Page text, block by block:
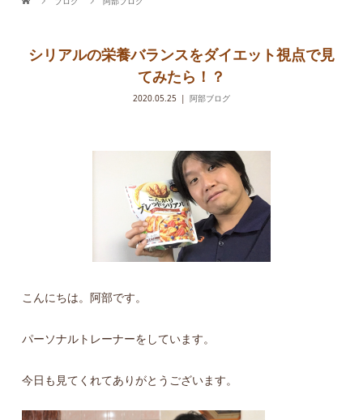
シリアルの栄養バランスをダイエット視点で見
てみたら！？
2020.05.25 阿部ブログ
こんにちは。阿部です。
パーソナルトレーナーをしています。
今日も見てくれてありがとうございます。